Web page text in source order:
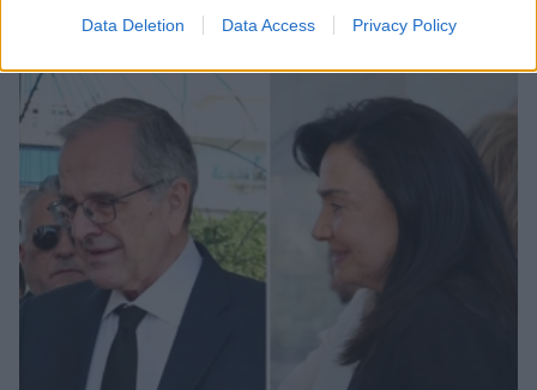
Data Deletion Data Access Privacy Policy